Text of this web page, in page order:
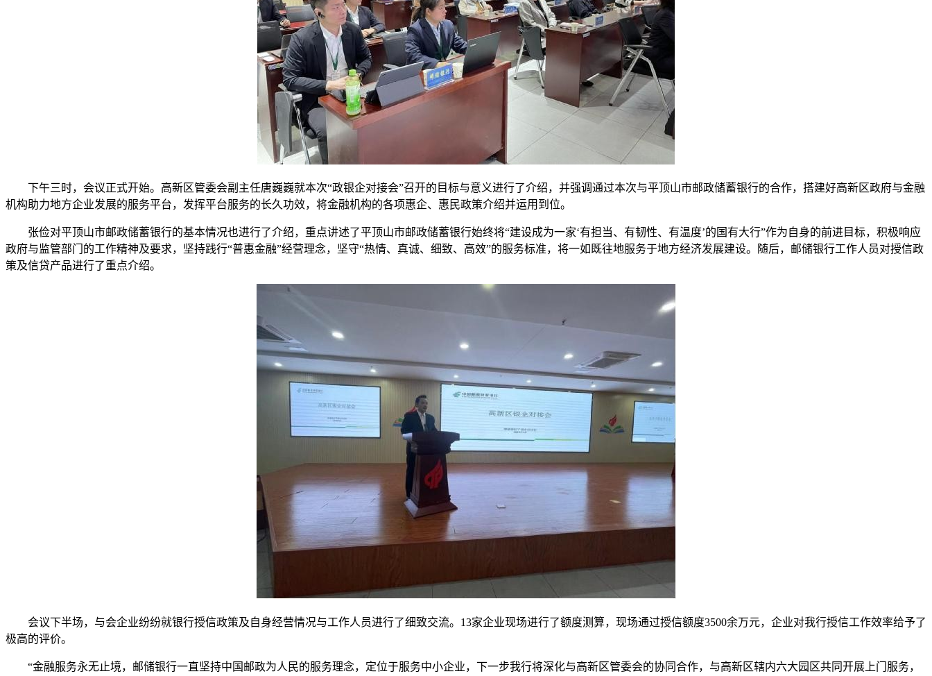
下午三时，会议正式开始。高新区管委会副主任唐巍巍就本次“政银企对接会”召开的目标与意义进行了介绍，并强调通过本次与平顶山市邮政储蓄银行的合作，搭建好高新区政府与金融
机构助力地方企业发展的服务平台，发挥平台服务的长久功效，将金融机构的各项惠企、惠民政策介绍并运用到位。
张俭对平顶山市邮政储蓄银行的基本情况也进行了介绍，重点讲述了平顶山市邮政储蓄银行始终将“建设成为一家‘有担当、有韧性、有温度’的国有大行”作为自身的前进目标，积极响应
政府与监管部门的工作精神及要求，坚持践行“普惠金融”经营理念，坚守“热情、真诚、细致、高效”的服务标准，将一如既往地服务于地方经济发展建设。随后，邮储银行工作人员对授信政
策及信贷产品进行了重点介绍。
会议下半场，与会企业纷纷就银行授信政策及自身经营情况与工作人员进行了细致交流。13家企业现场进行了额度测算，现场通过授信额度3500余万元，企业对我行授信工作效率给予了
极高的评价。
“金融服务永无止境，邮储银行一直坚持中国邮政为人民的服务理念，定位于服务中小企业，下一步我行将深化与高新区管委会的协同合作，与高新区辖内六大园区共同开展上门服务，